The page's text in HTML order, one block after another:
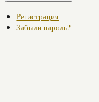
Регистрация
Забыли пароль?